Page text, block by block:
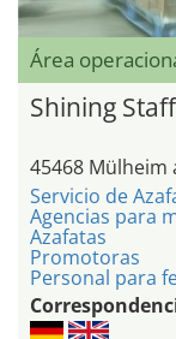
Área
Shining Staff
45468 Mülheim
Servicio de
Agencias para
Azafatas
Promotoras
Personal para